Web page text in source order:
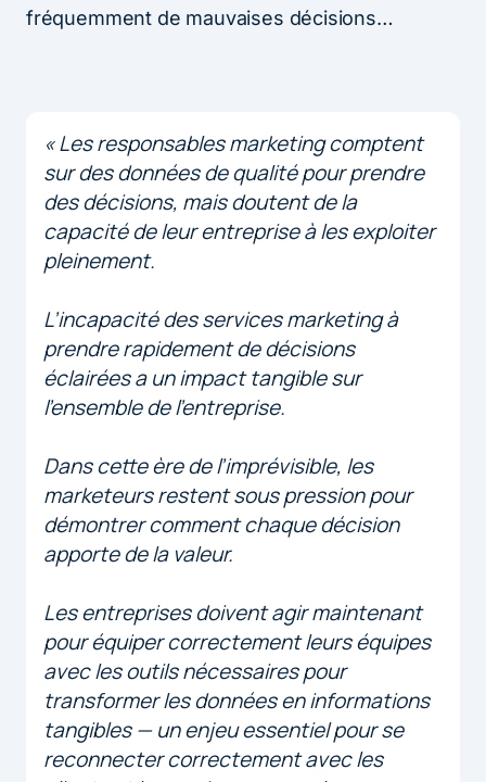
fréquemment de mauvaises décisions…
« Les responsables marketing comptent
sur des données de qualité pour prendre
des décisions, mais doutent de la
capacité de leur entreprise à les exploiter
pleinement.
L’incapacité des services marketing à
prendre rapidement de décisions
éclairées a un impact tangible sur
l’ensemble de l’entreprise.
Dans cette ère de l’imprévisible, les
marketeurs restent sous pression pour
démontrer comment chaque décision
apporte de la valeur.
Les entreprises doivent agir maintenant
pour équiper correctement leurs équipes
avec les outils nécessaires pour
transformer les données en informations
tangibles — un enjeu essentiel pour se
reconnecter correctement avec les